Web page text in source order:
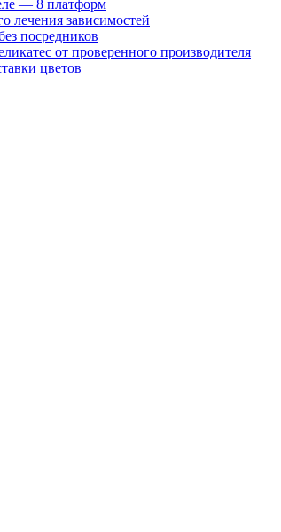
— 8 платформ
лечения зависимостей
посредников
от проверенного производителя
цветов